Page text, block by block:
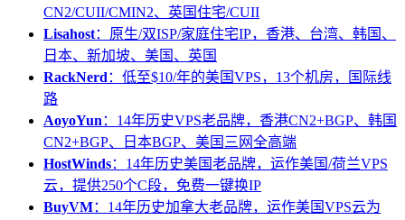
CN2/CUII/CMIN2、英国住宅/CUII
Lisahost：原生/双ISP/家庭住宅IP，香港、台湾、韩国、
日本、新加坡、美国、英国
RackNerd ：低至$10/年的美国VPS，13个机房，国际线
路
AoyoYun ：14年历史VPS老品牌，香港CN2+BGP、韩国
CN2+BGP、日本BGP、美国三网全高端
HostWinds：14年历史美国老品牌，运作美国/荷兰VPS
云，提供250个C段，免费一键换IP
BuyVM：14年历史加拿大老品牌，运作美国VPS云为